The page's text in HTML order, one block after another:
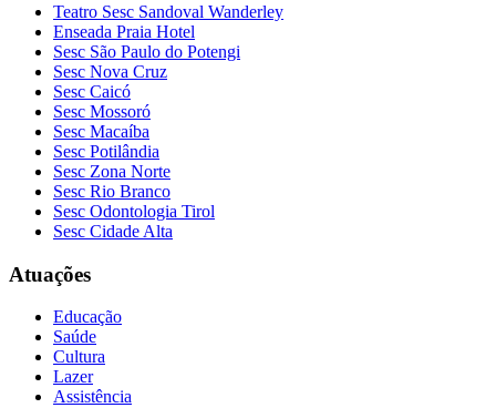
Teatro Sesc Sandoval Wanderley
Enseada Praia Hotel
Sesc São Paulo do Potengi
Sesc Nova Cruz
Sesc Caicó
Sesc Mossoró
Sesc Macaíba
Sesc Potilândia
Sesc Zona Norte
Sesc Rio Branco
Sesc Odontologia Tirol
Sesc Cidade Alta
Atuações
Educação
Saúde
Cultura
Lazer
Assistência